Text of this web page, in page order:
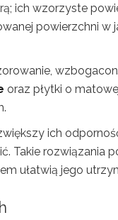
ich wzorzyste
powierzchni w
oraz płytki o
ich
Takie rozwiązania
ułatwią jego